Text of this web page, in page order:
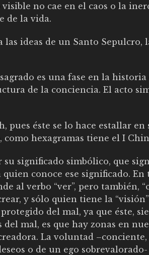
no cae en el caos o la
de la vida.
ideas de un Santo Sepulcro,
es una fase en la
de la conciencia. El acto
éste se lo hace estallar en
como hexagramas tiene el I
su significado simbólico, que
quien conoce ese significado.
al verbo “ver”, pero también,
y sólo quien tiene la
del mal, ya que éste,
mal, es que hay zonas en
La voluntad –conciente,
o de un ego